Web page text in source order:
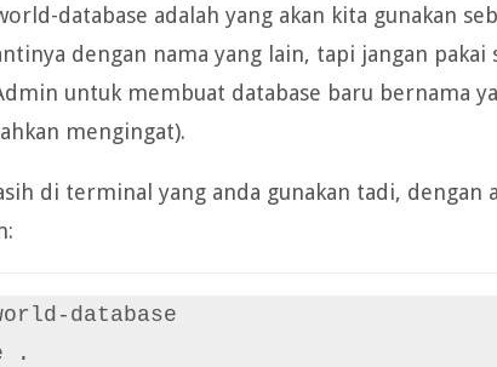
database adalah yang akan kita gunakan
dengan nama yang lain, tapi jangan pakai
untuk membuat database baru bernama
mengingat).
di terminal yang anda gunakan tadi, dengan
database
.